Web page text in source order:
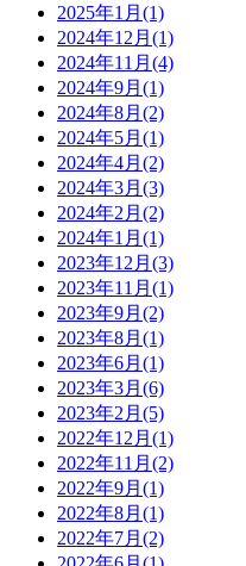
2025年1月 (1)
2024年12月 (1)
2024年11月 (4)
2024年9月 (1)
2024年8月 (2)
2024年5月 (1)
2024年4月 (2)
2024年3月 (3)
2024年2月 (2)
2024年1月 (1)
2023年12月 (3)
2023年11月 (1)
2023年9月 (2)
2023年8月 (1)
2023年6月 (1)
2023年3月 (6)
2023年2月 (5)
2022年12月 (1)
2022年11月 (2)
2022年9月 (1)
2022年8月 (1)
2022年7月 (2)